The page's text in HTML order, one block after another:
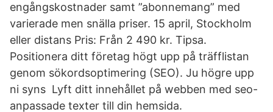
engångskostnader samt ”abonnemang” med
varierade men snälla priser. 15 april, Stockholm
eller distans Pris: Från 2 490 kr. Tipsa.
Positionera ditt företag högt upp på träfflistan
genom sökordsoptimering (SEO). Ju högre upp
ni syns Lyft ditt innehållet på webben med seo-
anpassade texter till din hemsida.